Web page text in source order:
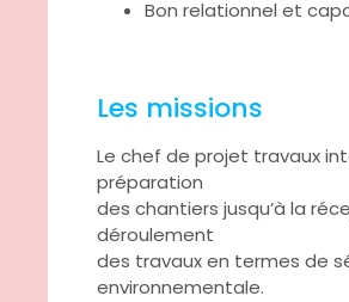
Bon relationnel et
Les missions
Le chef de projet travaux
préparation
des chantiers jusqu’à la
déroulement
des travaux en termes de
environnementale.